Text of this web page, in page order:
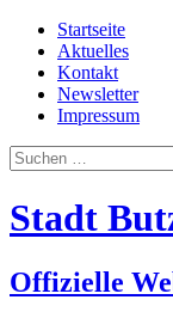
Startseite
Aktuelles
Kontakt
Newsletter
Impressum
Suchen
nach:
Stadt
Offizielle